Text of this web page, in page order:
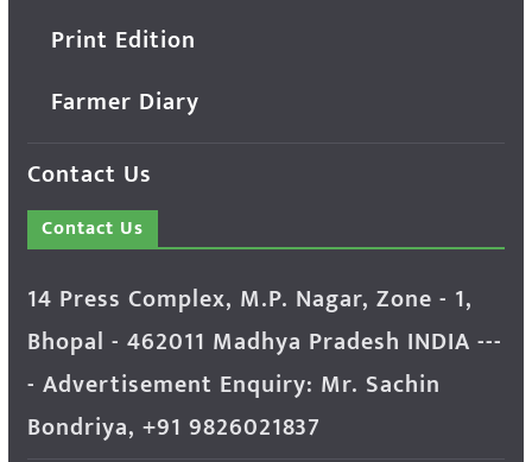
Print Edition
Farmer Diary
Contact Us
Contact Us
14 Press Complex, M.P. Nagar, Zone - 1,
Bhopal - 462011 Madhya Pradesh INDIA ---
- Advertisement Enquiry: Mr. Sachin
Bondriya, +91 9826021837